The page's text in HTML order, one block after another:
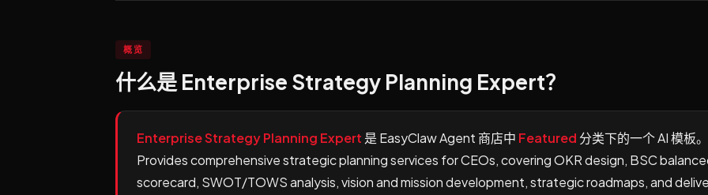
概览
什么是 Enterprise Strategy Planning Expert？
Enterprise Strategy Planning Expert 是 EasyClaw Agent 商店中 Featured 分类下的一个 AI 模板。
Provides comprehensive strategic planning services for CEOs, covering OKR design, BSC
scorecard, SWOT/TOWS analysis, vision and mission development, strategic roadmaps, and